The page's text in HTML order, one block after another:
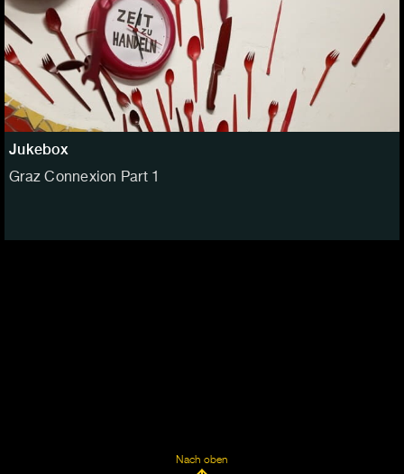
Jukebox
Graz Connexion Part 1
Nach oben